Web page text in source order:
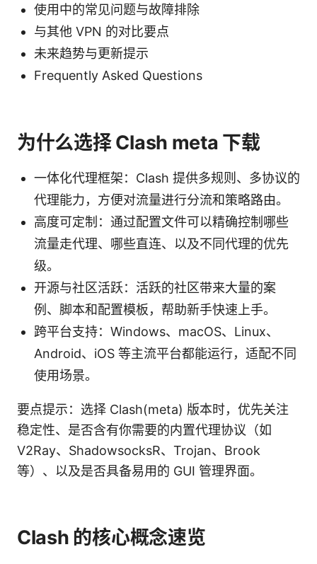
使用中的常见问题与故障排除
与其他 VPN 的对比要点
未来趋势与更新提示
Frequently Asked Questions
为什么选择 Clash meta 下载
一体化代理框架：Clash 提供多规则、多协议的
代理能力，方便对流量进行分流和策略路由。
高度可定制：通过配置文件可以精确控制哪些
流量走代理、哪些直连、以及不同代理的优先
级。
开源与社区活跃：活跃的社区带来大量的案
例、脚本和配置模板，帮助新手快速上手。
跨平台支持：Windows、macOS、Linux、
Android、iOS 等主流平台都能运行，适配不同
使用场景。
要点提示：选择 Clash(meta) 版本时，优先关注
稳定性、是否含有你需要的内置代理协议（如
V2Ray、ShadowsocksR、Trojan、Brook
等）、以及是否具备易用的 GUI 管理界面。
Clash 的核心概念速览